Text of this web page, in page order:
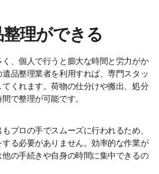
理ができる
、個人で行うと膨大な時間と労力がか
品整理業者を利用すれば、専門スタッ
くれます。荷物の仕分けや搬出、処分
で整理が可能です。
プロの手でスムーズに行われるため、
る必要がありません。効率的な作業が
の手続きや自身の時間に集中できるの